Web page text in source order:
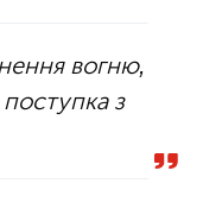
вогню,
з